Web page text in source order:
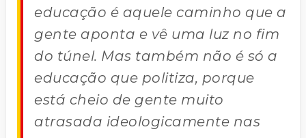
educação é aquele caminho que a
gente aponta e vê uma luz no fim
do túnel. Mas também não é só a
educação que politiza, porque
está cheio de gente muito
atrasada ideologicamente nas